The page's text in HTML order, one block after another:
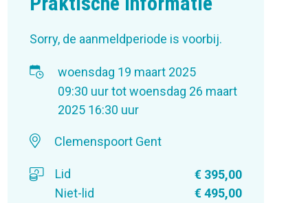
Sorry, de aanmeldperiode is voorbij.
woensdag 19 maart 2025
09:30 uur tot woensdag 26 maart
2025 16:30 uur
Clemenspoort Gent
Lid
€ 395,00
Niet-lid
€ 495,00